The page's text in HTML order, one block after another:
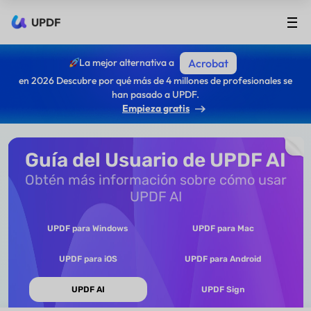
UPDF
La mejor alternativa a Acrobat
en 2026 Descubre por qué más de 4 millones de profesionales se
han pasado a UPDF.
Empieza gratis
Guía del Usuario de UPDF AI
Obtén más información sobre cómo usar
UPDF AI
UPDF para Windows UPDF para Mac
UPDF para iOS UPDF para Android
UPDF AI UPDF Sign